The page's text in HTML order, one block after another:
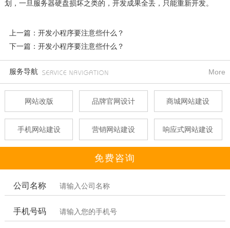
划，一旦服务器硬盘损坏之类的，开发成果全丢，只能重新开发。
上一篇：开发小程序要注意些什么？
下一篇：开发小程序要注意些什么？
服务导航 More
网站改版 品牌官网设计 商城网站建设
手机网站建设 营销网站建设 响应式网站建设
免费咨询
公司名称
手机号码